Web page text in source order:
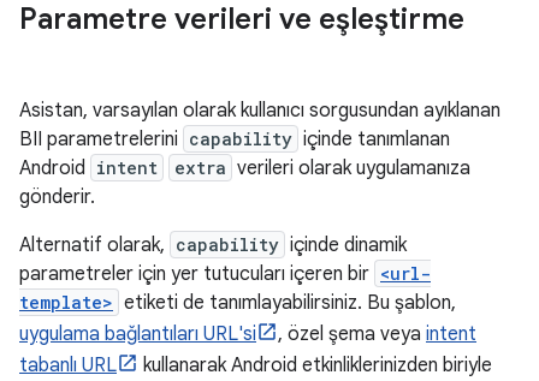
Parametre verileri ve eşleştirme
Asistan, varsayılan olarak kullanıcı sorgusundan ayıklanan
BII parametrelerini capability içinde tanımlanan
Android intent extra verileri olarak uygulamanıza
gönderir.
Alternatif olarak, capability içinde dinamik
parametreler için yer tutucuları içeren bir <url-
template> etiketi de tanımlayabilirsiniz. Bu şablon,
uygulama bağlantıları URL'si
, özel şema veya intent
tabanlı URL
kullanarak Android etkinliklerinizden biriyle